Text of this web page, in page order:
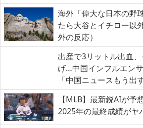
海外「偉大な日本の野
たら大谷とイチロー以
外の反応）
出産で3リットル出血
げ…中国インフルエン
「中国ニュースもう出
【MLB】最新鋭AIが予
2025年の最終成績がヤ